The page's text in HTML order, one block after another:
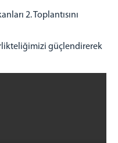
2. Toplantısını
güçlendirerek